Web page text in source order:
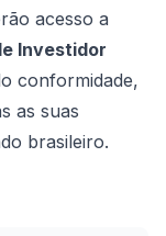
acesso a
Investidor
conformidade,
as suas
brasileiro.